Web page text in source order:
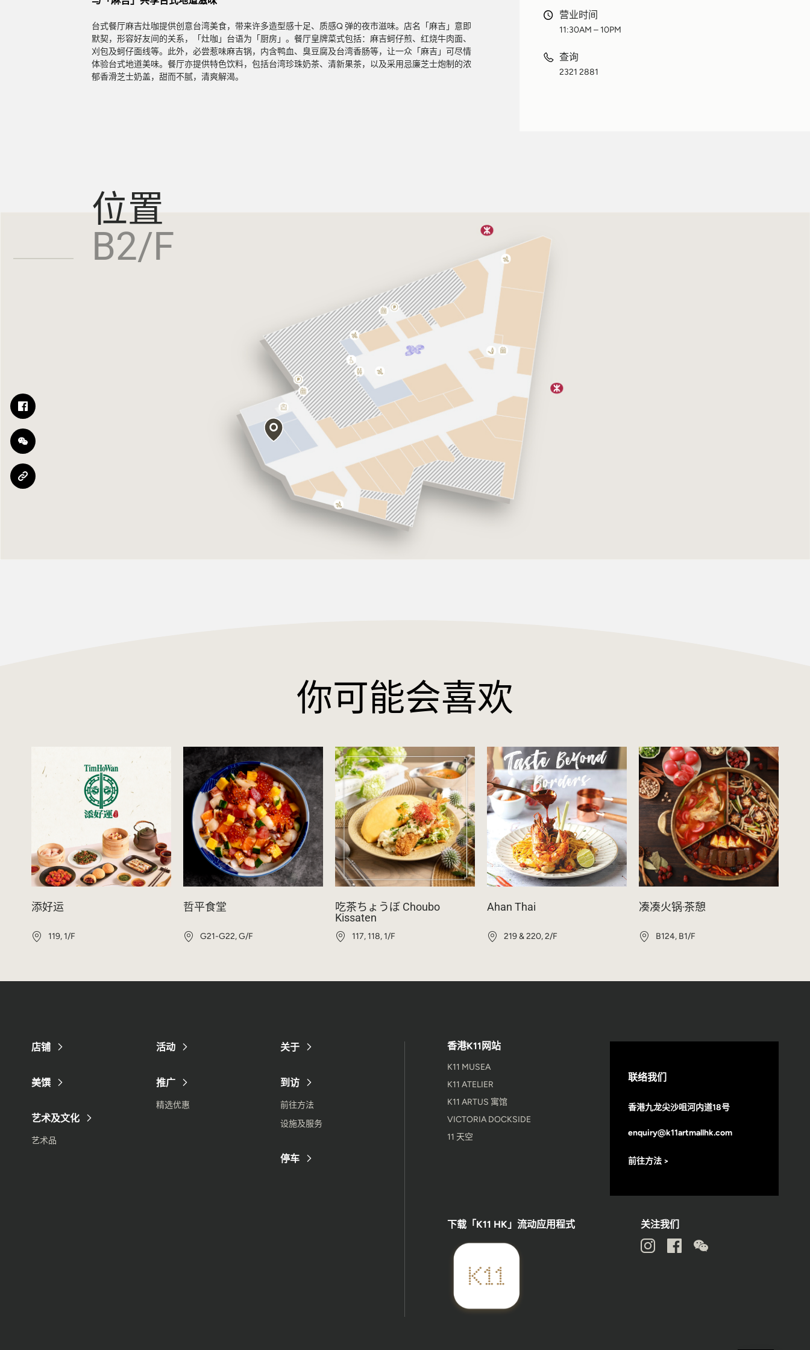
台式餐厅麻吉灶咖提供创意台湾美食，带来许多造型感十足、质感Q 弹的夜市滋味。店名「麻吉」意即
默契，形容好友间的关系，「灶咖」台语为「厨房」。餐厅皇牌菜式包括：麻吉蚵仔煎、红烧牛肉面、
刈包及蚵仔面线等。此外，必尝惹味麻吉锅，内含鸭血、臭豆腐及台湾香肠等，让一众「麻吉」可尽情
体验台式地道美味。餐厅亦提供特色饮料，包括台湾珍珠奶茶、清新果茶，以及采用忌廉芝士炮制的浓
郁香滑芝士奶盖，甜而不腻，清爽解渴。
营业时间
11:30AM – 10PM
查询
2321 2881
位置
B2/F
你可能会喜欢
添好运
119, 1/F
哲平食堂
G21-G22, G/F
吃茶ちょうぼ Choubo
Kissaten
117, 118, 1/F
Ahan Thai
219 & 220, 2/F
凑凑火锅‧茶憩
B124, B1/F
店铺
美馔
艺术及文化
艺术品
活动
推广
精选优惠
关于
到访
前往方法
设施及服务
停车
香港K11网站
K11 MUSEA
K11 ATELIER
K11 ARTUS 寓馆
VICTORIA DOCKSIDE
11 天空
联络我们
香港九龙尖沙咀河内道18号
enquiry@k11artmallhk.com
前往方法 >
下载「K11 HK」流动应用程式 关注我们